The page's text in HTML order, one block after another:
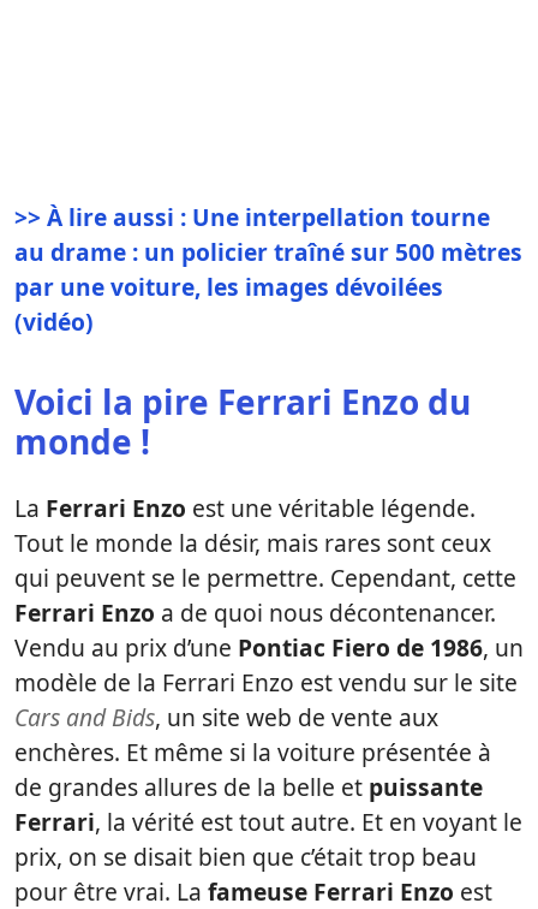
>> À lire aussi : Une interpellation tourne
au drame : un policier traîné sur 500 mètres
par une voiture, les images dévoilées
(vidéo)
Voici la pire Ferrari Enzo du
monde !
La Ferrari Enzo est une véritable légende.
Tout le monde la désir, mais rares sont ceux
qui peuvent se le permettre. Cependant, cette
Ferrari Enzo a de quoi nous décontenancer.
Vendu au prix d’une Pontiac Fiero de 1986, un
modèle de la Ferrari Enzo est vendu sur le site
Cars and Bids, un site web de vente aux
enchères. Et même si la voiture présentée à
de grandes allures de la belle et puissante
Ferrari, la vérité est tout autre. Et en voyant le
prix, on se disait bien que c’était trop beau
pour être vrai. La fameuse Ferrari Enzo est